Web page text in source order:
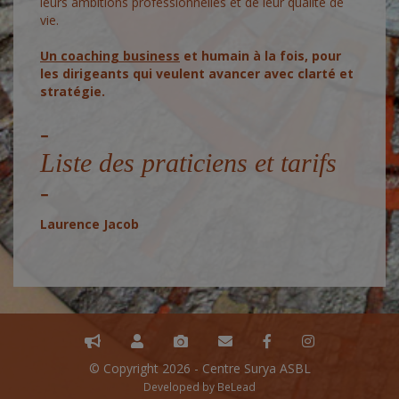
vie.
Un coaching business et humain à la fois, pour
les dirigeants qui veulent avancer avec clarté et
stratégie.
Liste des praticiens et tarifs
Laurence Jacob
© Copyright 2026 - Centre Surya ASBL
Developed by BeLead